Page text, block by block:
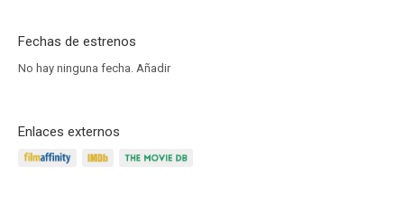
Fechas de estrenos
No hay ninguna fecha. Añadir
Enlaces externos